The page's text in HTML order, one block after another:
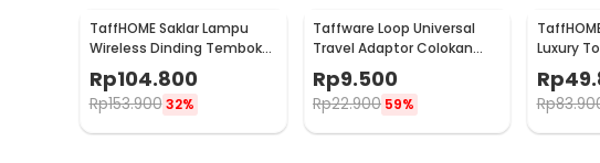
TaffHOME Saklar Lampu
Wireless Dinding Tembok
Lamp Switch RF 433MHz 3
Gang 3 Receiver - WHK01
Rp104.800
Rp153.900 32%
Taffware Loop Universal
Travel Adaptor Colokan
Charger Adapter 2500W -
N16
Rp9.500
Rp22.900 59%
Luxury
Panel 1
Rp
Rp